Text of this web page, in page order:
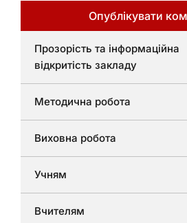
Прозорість та інформаційна
відкритість закладу
Методична робота
Виховна робота
Учням
Вчителям